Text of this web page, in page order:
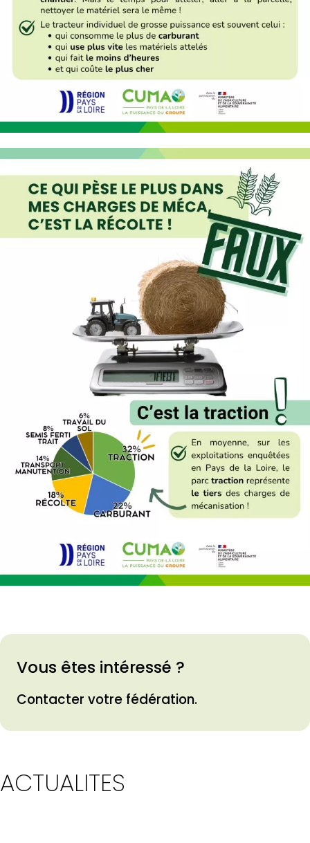
Vous êtes intéressé ?
Contacter votre fédération.
ACTUALITES